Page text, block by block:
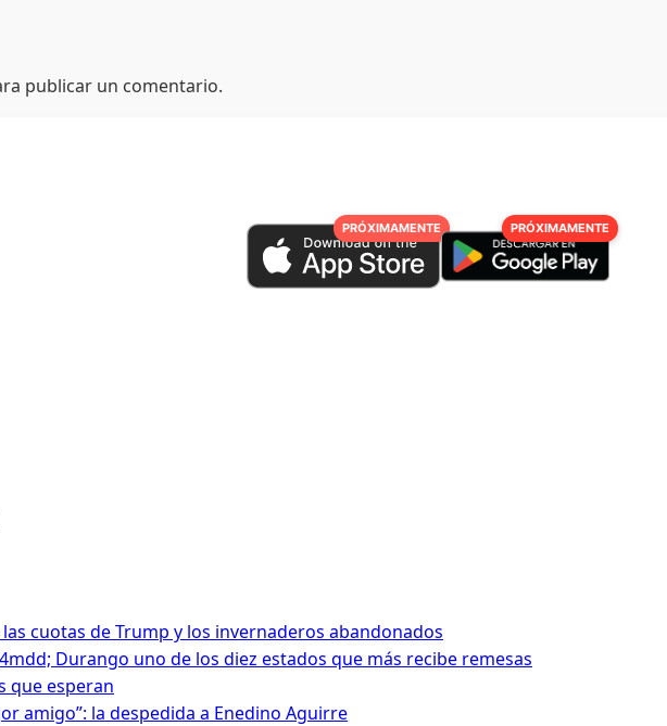
publicar un comentario.
PRÓXIMAMENTE PRÓXIMAMENTE
cuotas de Trump y los invernaderos abandonados
Durango uno de los diez estados que más recibe remesas
que esperan
amigo”: la despedida a Enedino Aguirre